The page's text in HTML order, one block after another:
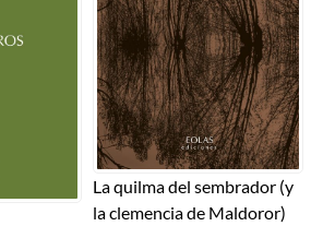
La quilma del sembrador (y
la clemencia de Maldoror)